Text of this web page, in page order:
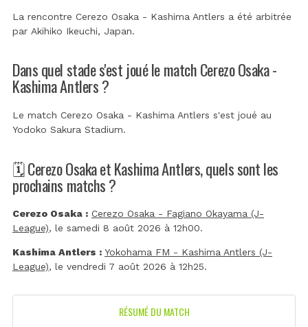
La rencontre Cerezo Osaka - Kashima Antlers a été arbitrée
par Akihiko Ikeuchi, Japan.
Dans quel stade s'est joué le match Cerezo Osaka -
Kashima Antlers ?
Le match Cerezo Osaka - Kashima Antlers s'est joué au
Yodoko Sakura Stadium.
🗓️ Cerezo Osaka et Kashima Antlers, quels sont les
prochains matchs ?
Cerezo Osaka : Cerezo Osaka - Fagiano Okayama (J-
League), le samedi 8 août 2026 à 12h00.
Kashima Antlers : Yokohama FM - Kashima Antlers (J-
League), le vendredi 7 août 2026 à 12h25.
RÉSUMÉ DU MATCH